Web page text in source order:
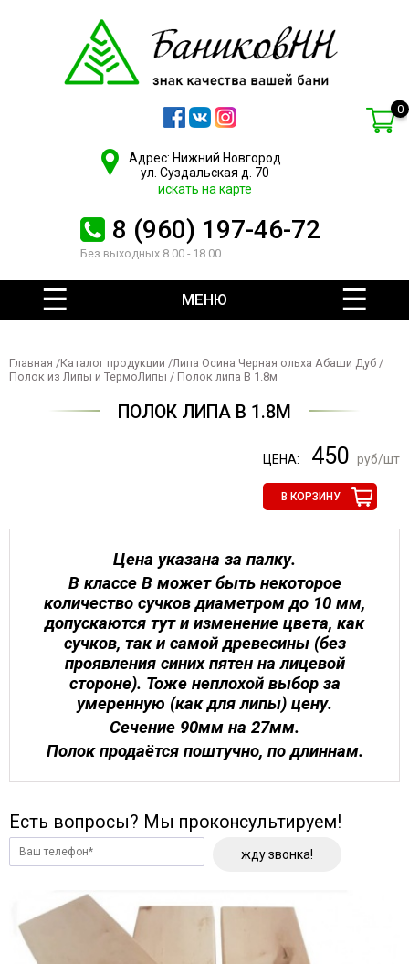
Адрес: Нижний Новгород
ул. Суздальская д. 70
искать на карте
8 (960) 197-46-72
Без выходных 8.00 - 18.00
0
МЕНЮ
Главная /Каталог продукции /Липа Осина Черная ольха Абаши Дуб /
Полок из Липы и ТермоЛипы / Полок липа В 1.8м
ПОЛОК ЛИПА В 1.8М
ЦЕНА: 450 руб/шт
В КОРЗИНУ
Цена указана за палку.
В классе B может быть некоторое
количество сучков диаметром до 10 мм,
допускаются тут и изменение цвета, как
сучков, так и самой древесины (без
проявления синих пятен на лицевой
стороне). Тоже неплохой выбор за
умеренную (как для липы) цену.
Сечение 90мм на 27мм.
Полок продаётся поштучно, по длиннам.
Есть вопросы? Мы проконсультируем!
жду звонка!